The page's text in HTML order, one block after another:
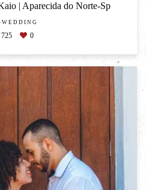
| Aparecida do Norte-Sp
WEDDING
725 0